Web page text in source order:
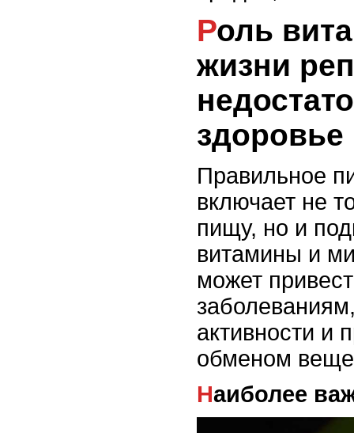
Роль витаминов в
жизни
здоровье
Правильное
включает не
пищу, но и
витамины и
может
активности и
обменом
Наиболее